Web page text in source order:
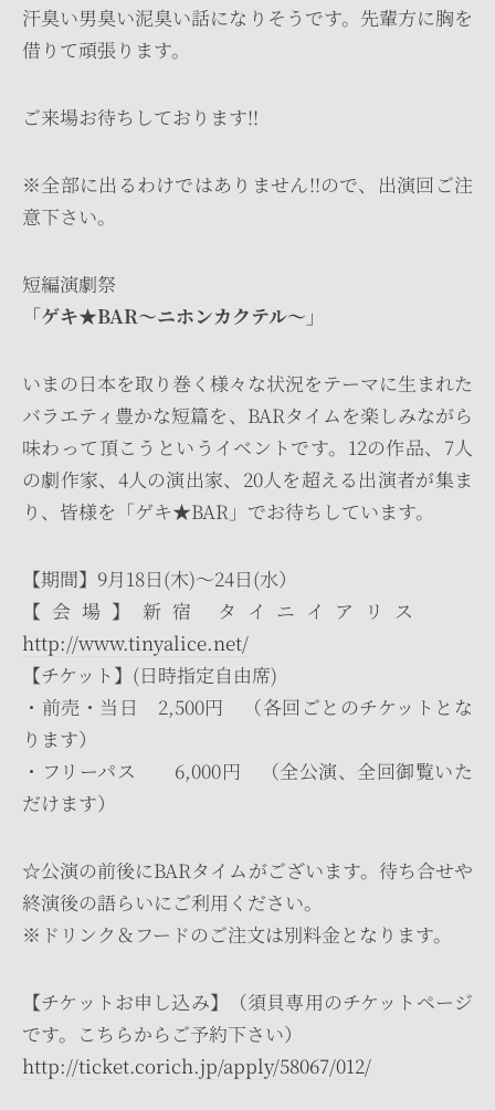
汗臭い男臭い泥臭い話になりそうです。先輩方に胸を
借りて頑張ります。
ご来場お待ちしております!!
※全部に出るわけではありません!!ので、出演回ご注
意下さい。
短編演劇祭
「ゲキ★BAR～ニホンカクテル～」
いまの日本を取り巻く様々な状況をテーマに生まれた
バラエティ豊かな短篇を、BARタイムを楽しみながら
味わって頂こうというイベントです。12の作品、7人
の劇作家、4人の演出家、20人を超える出演者が集ま
り、皆様を「ゲキ★BAR」でお待ちしています。
【期間】9月18日(木)～24日(水）
【会場】新宿 タイニイアリス
http://www.tinyalice.net/
【チケット】(日時指定自由席)
・前売・当日 2,500円 （各回ごとのチケットとな
ります）
・フリーパス 6,000円 （全公演、全回御覧いた
だけます）
☆公演の前後にBARタイムがございます。待ち合せや
終演後の語らいにご利用ください。
※ドリンク＆フードのご注文は別料金となります。
【チケットお申し込み】（須貝専用のチケットページ
です。こちらからご予約下さい）
http://ticket.corich.jp/apply/58067/012/